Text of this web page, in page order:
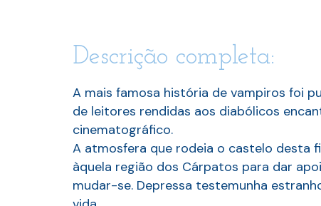
Descrição completa:
A mais famosa história de vampiros foi
de leitores rendidas aos diabólicos
cinematográfico.
A atmosfera que rodeia o castelo desta
àquela região dos Cárpatos para dar
mudar-se. Depressa testemunha